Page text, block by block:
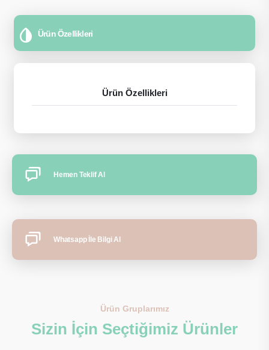
Ürün Özellikleri
Ürün Özellikleri
Hemen Teklif Al
Whatsapp İle Bilgi Al
Ürün Gruplarımız
Sizin İçin Seçtiğimiz Ürünler